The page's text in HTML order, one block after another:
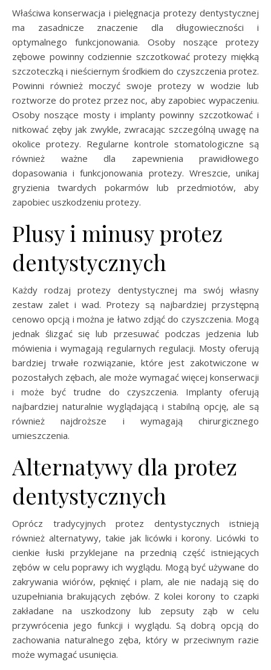
Właściwa konserwacja i pielęgnacja protezy dentystycznej
ma zasadnicze znaczenie dla długowieczności i
optymalnego funkcjonowania. Osoby noszące protezy
zębowe powinny codziennie szczotkować protezy miękką
szczoteczką i nieściernym środkiem do czyszczenia protez.
Powinni również moczyć swoje protezy w wodzie lub
roztworze do protez przez noc, aby zapobiec wypaczeniu.
Osoby noszące mosty i implanty powinny szczotkować i
nitkować zęby jak zwykle, zwracając szczególną uwagę na
okolice protezy. Regularne kontrole stomatologiczne są
również ważne dla zapewnienia prawidłowego
dopasowania i funkcjonowania protezy. Wreszcie, unikaj
gryzienia twardych pokarmów lub przedmiotów, aby
zapobiec uszkodzeniu protezy.
Plusy i minusy protez
dentystycznych
Każdy rodzaj protezy dentystycznej ma swój własny
zestaw zalet i wad. Protezy są najbardziej przystępną
cenowo opcją i można je łatwo zdjąć do czyszczenia. Mogą
jednak ślizgać się lub przesuwać podczas jedzenia lub
mówienia i wymagają regularnych regulacji. Mosty oferują
bardziej trwałe rozwiązanie, które jest zakotwiczone w
pozostałych zębach, ale może wymagać więcej konserwacji
i może być trudne do czyszczenia. Implanty oferują
najbardziej naturalnie wyglądającą i stabilną opcję, ale są
również najdroższe i wymagają chirurgicznego
umieszczenia.
Alternatywy dla protez
dentystycznych
Oprócz tradycyjnych protez dentystycznych istnieją
również alternatywy, takie jak licówki i korony. Licówki to
cienkie łuski przyklejane na przednią część istniejących
zębów w celu poprawy ich wyglądu. Mogą być używane do
zakrywania wiórów, pęknięć i plam, ale nie nadają się do
uzupełniania brakujących zębów. Z kolei korony to czapki
zakładane na uszkodzony lub zepsuty ząb w celu
przywrócenia jego funkcji i wyglądu. Są dobrą opcją do
zachowania naturalnego zęba, który w przeciwnym razie
może wymagać usunięcia.